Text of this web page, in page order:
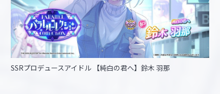
SSRプロデュースアイドル 【純白の君へ】鈴木 羽那